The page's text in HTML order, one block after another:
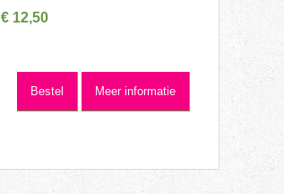
€ 12,50
Bestel Meer informatie